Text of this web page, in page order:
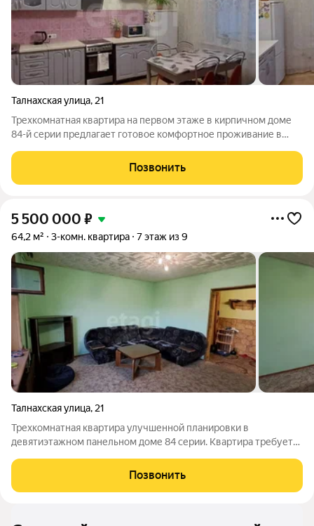
Талнахская улица, 21
Трехкомнатная квартира на первом этаже в кирпичном доме
84-й серии предлагает готовое комфортное проживание в
полностью подготовлен к заселению: выполнена
качественная черновая отделка с
Позвонить
5 500 000 ₽
64,2 м² 3-комн. квартира 7 этаж из 9
Талнахская улица, 21
Трехкомнатная квартира улучшенной планировки в
девятиэтажном панельном доме 84 серии. Квартира требует
две квартиры. Все окна заменены на пластиковые,
ламинированное под дерево. Все комнаты
Позвонить